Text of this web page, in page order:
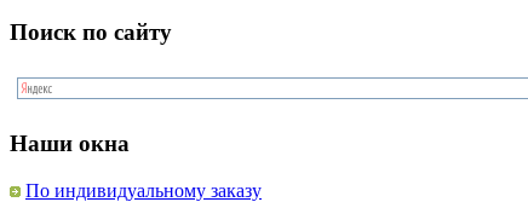
Поиск по сайту
Наши окна
По индивидуальному заказу